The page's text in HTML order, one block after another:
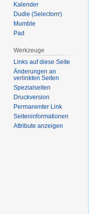
Kalender
Dudle (Selectorrr)
Mumble
Pad
Werkzeuge
Links auf diese Seite
Änderungen an
verlinkten Seiten
Spezialseiten
Druckversion
Permanenter Link
Seiten­­informationen
Attribute anzeigen